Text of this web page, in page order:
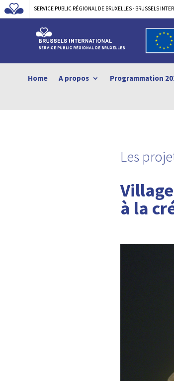
SERVICE PUBLIC RÉGIONAL DE BRUXELLES - BRUSSELS
Home A propos Programmation
Les
à la